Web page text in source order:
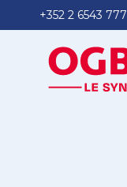
+352 2 6543 777